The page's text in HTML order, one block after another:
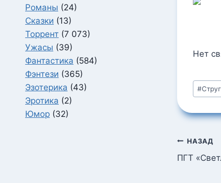
Нет
Метки
#
по
НАЗАД
ПГТ
Романы (24)
Сказки (13)
Торрент (7 073)
Ужасы (39)
Фантастика (584)
Фэнтези (365)
Эзотерика (43)
Эротика (2)
Юмор (32)